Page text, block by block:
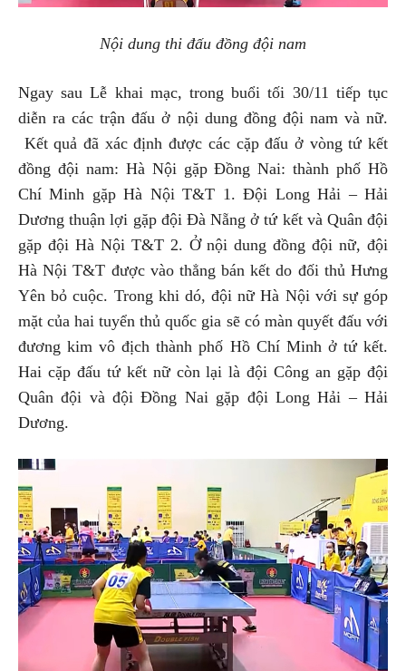
Nội dung thi đấu đồng đội nam
Ngay sau Lễ khai mạc, trong buổi tối 30/11 tiếp tục
diễn ra các trận đấu ở nội dung đồng đội nam và nữ.
Kết quả đã xác định được các cặp đấu ở vòng tứ kết
đồng đội nam: Hà Nội gặp Đồng Nai: thành phố Hồ
Chí Minh gặp Hà Nội T&T 1. Đội Long Hải – Hải
Dương thuận lợi gặp đội Đà Nẵng ở tứ kết và Quân đội
gặp đội Hà Nội T&T 2. Ở nội dung đồng đội nữ, đội
Hà Nội T&T được vào thẳng bán kết do đối thủ Hưng
Yên bỏ cuộc. Trong khi dó, đội nữ Hà Nội với sự góp
mặt của hai tuyển thủ quốc gia sẽ có màn quyết đấu với
đương kim vô địch thành phố Hồ Chí Minh ở tứ kết.
Hai cặp đấu tứ kết nữ còn lại là đội Công an gặp đội
Quân đội và đội Đồng Nai gặp đội Long Hải – Hải
Dương.